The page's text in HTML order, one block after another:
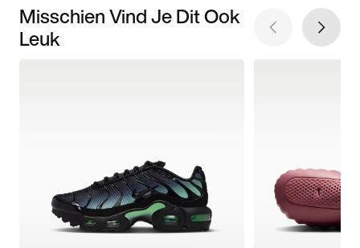
Misschien Vind Je Dit Ook
Leuk